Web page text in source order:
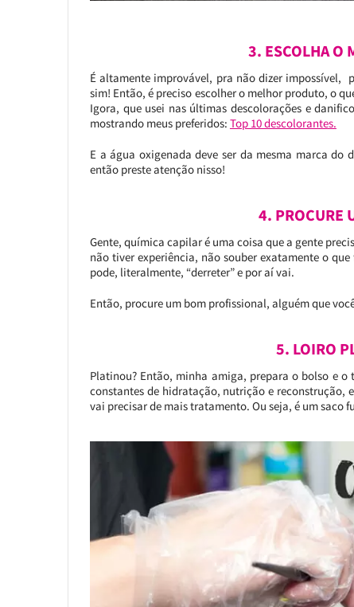
3. ESCOLHA O
É altamente improvável, pra não dizer impossível,
sim! Então, é preciso escolher o melhor produto, o
Igora, que usei nas últimas descolorações e
mostrando meus preferidos: Top 10 descolorantes.
E a água oxigenada deve ser da mesma marca do
então preste atenção nisso!
4. PROCURE
Gente, química capilar é uma coisa que a gente
não tiver experiência, não souber exatamente o
pode, literalmente, “derreter” e por aí vai.
Então, procure um bom profissional, alguém que
5. LOIRO
Platinou? Então, minha amiga, prepara o bolso e
constantes de hidratação, nutrição e reconstrução,
vai precisar de mais tratamento. Ou seja, é um